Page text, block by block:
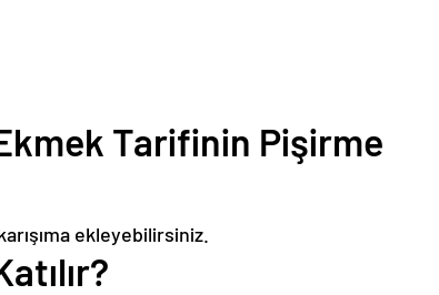
Tarifinin Pişirme
ekleyebilirsiniz.